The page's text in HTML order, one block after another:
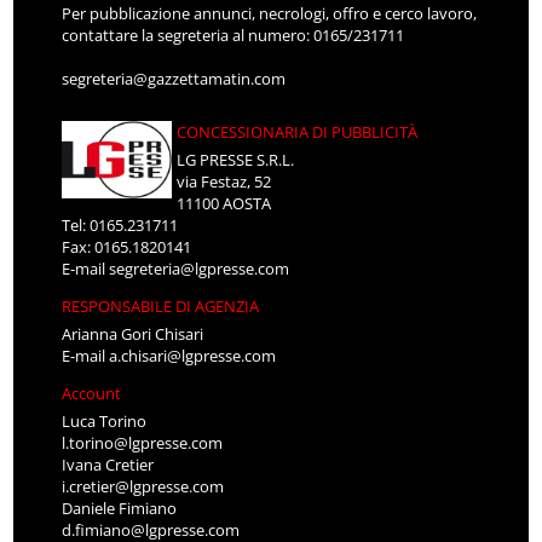
Per pubblicazione annunci, necrologi, offro e cerco lavoro,
contattare la segreteria al numero: 0165/231711
segreteria@gazzettamatin.com
CONCESSIONARIA DI PUBBLICITÀ
LG PRESSE S.R.L.
via Festaz, 52
11100 AOSTA
Tel: 0165.231711
Fax: 0165.1820141
E-mailsegreteria@lgpresse.com
RESPONSABILE DI AGENZIA
Arianna Gori Chisari
E-maila.chisari@lgpresse.com
Account
Luca Torino
l.torino@lgpresse.com
Ivana Cretier
i.cretier@lgpresse.com
Daniele Fimiano
d.fimiano@lgpresse.com